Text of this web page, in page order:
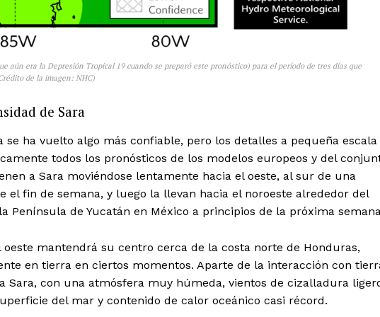
aún era la Depresión Tropical 19 cuando se preparó este pronóstico) para el período de tres días que
de la imagen: NHC)
de Sara
se ha vuelto algo más confiable, pero los detalles a pequeña escala
todos los pronósticos de los modelos europeos y del
a Sara moviéndose lentamente hacia el oeste, al sur de una
fin de semana, y luego la llevan hacia el noroeste alrededor del
Península de Yucatán en México a principios de la próxima
mantendrá su centro cerca de la costa norte de Honduras,
en tierra en ciertos momentos. Aparte de la interacción con
Sara, con una atmósfera muy húmeda, vientos de cizalladura
del mar y contenido de calor oceánico casi récord.